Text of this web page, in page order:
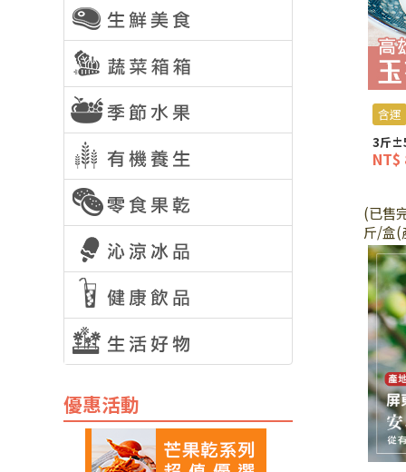
優惠活動
含運
3斤
NT$
(已售
斤/盒(